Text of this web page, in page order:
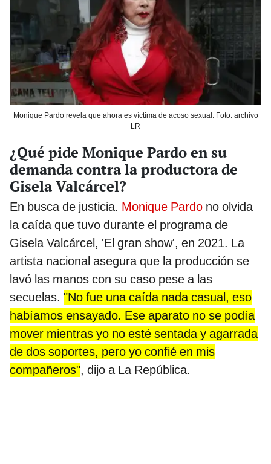
Monique Pardo revela que ahora es víctima de acoso sexual. Foto: archivo
LR
¿Qué pide Monique Pardo en su
demanda contra la productora de
Gisela Valcárcel?
En busca de justicia. Monique Pardo no olvida
la caída que tuvo durante el programa de
Gisela Valcárcel, 'El gran show', en 2021. La
artista nacional asegura que la producción se
lavó las manos con su caso pese a las
secuelas. "No fue una caída nada casual, eso
habíamos ensayado. Ese aparato no se podía
mover mientras yo no esté sentada y agarrada
de dos soportes, pero yo confié en mis
compañeros", dijo a La República.